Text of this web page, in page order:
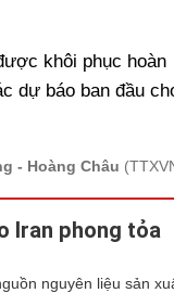
khôi phục hoàn
dự báo ban đầu
- Hoàng Châu
Iran phong tỏa
nguyên liệu sản